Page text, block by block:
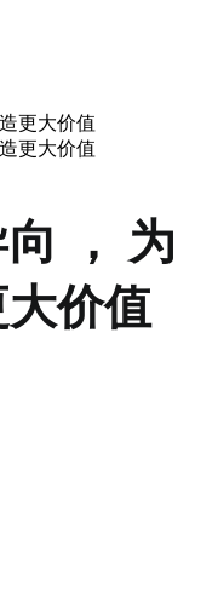
， 为
价值